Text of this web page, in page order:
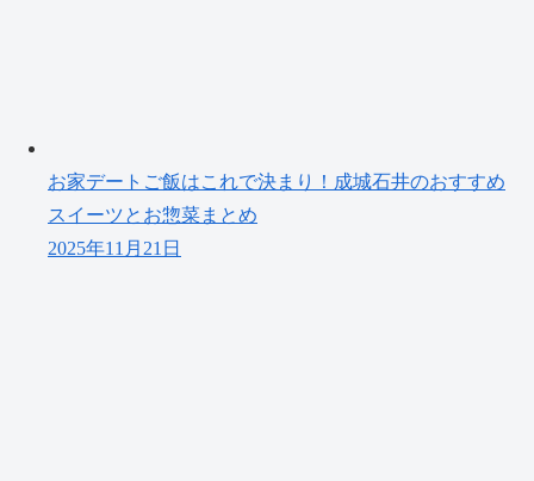
お家デートご飯はこれで決まり！成城石井のおすすめ
スイーツとお惣菜まとめ
2025年11月21日